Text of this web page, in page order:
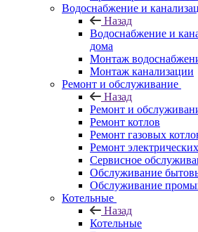
Водоснабжение и
Назад
Водоснабжение и
дома
Монтаж
Монтаж канализации
Ремонт и обслуживание
Назад
Ремонт и
Ремонт котлов
Ремонт газовых
Ремонт
Сервисное
Обслуживание
Обслуживание
Котельные
Назад
Котельные